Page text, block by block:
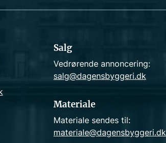
Salg
Vedrørende annoncering:
salg@dagensbyggeri.dk
Materiale
Materiale sendes til:
materiale@dagensbyggeri.dk